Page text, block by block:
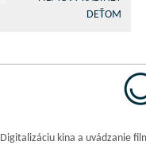
DEŤOM
Digitalizáciu kina a uvádzanie